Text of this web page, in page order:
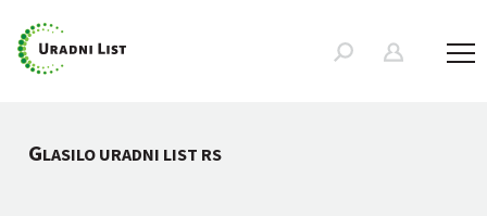
GLASILO URADNI LIST RS